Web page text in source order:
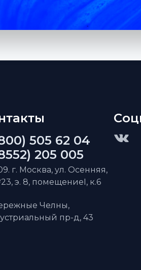
505 62 04
205 005
г. Москва, ул. Осенняя,
э. 8, помещениеI, к.6
Челны,
пр-д, 43